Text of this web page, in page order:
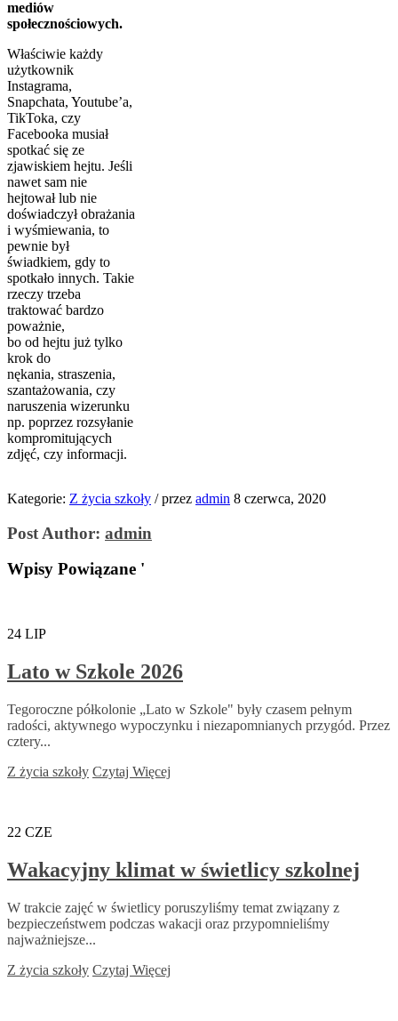
mediów
społecznościowych.
Właściwie każdy
użytkownik
Instagrama,
Snapchata, Youtube’a,
TikToka, czy
Facebooka musiał
spotkać się ze
zjawiskiem hejtu. Jeśli
nawet sam nie
hejtował lub nie
doświadczył obrażania
i wyśmiewania, to
pewnie był
świadkiem, gdy to
spotkało innych. Takie
rzeczy trzeba
traktować bardzo
poważnie,
bo od hejtu już tylko
krok do
nękania, straszenia,
szantażowania, czy
naruszenia wizerunku
np. poprzez rozsyłanie
kompromitujących
zdjęć, czy informacji.
Kategorie: Z życia szkoły /przez admin 8 czerwca, 2020
Post Author: admin
Wpisy Powiązane '
24 LIP
Lato w Szkole 2026
Tegoroczne półkolonie „Lato w Szkole" były czasem pełnym
radości, aktywnego wypoczynku i niezapomnianych przygód. Przez
cztery...
Z życia szkoły Czytaj Więcej
22 CZE
Wakacyjny klimat w świetlicy szkolnej
W trakcie zajęć w świetlicy poruszyliśmy temat związany z
bezpieczeństwem podczas wakacji oraz przypomnieliśmy
najważniejsze...
Z życia szkoły Czytaj Więcej